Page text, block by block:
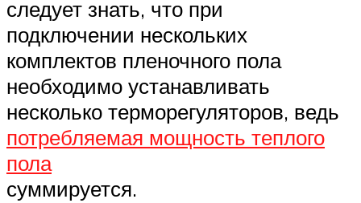
следует знать, что при
подключении нескольких
комплектов пленочного пола
необходимо устанавливать
несколько терморегуляторов, ведь
потребляемая мощность теплого
пола
суммируется.